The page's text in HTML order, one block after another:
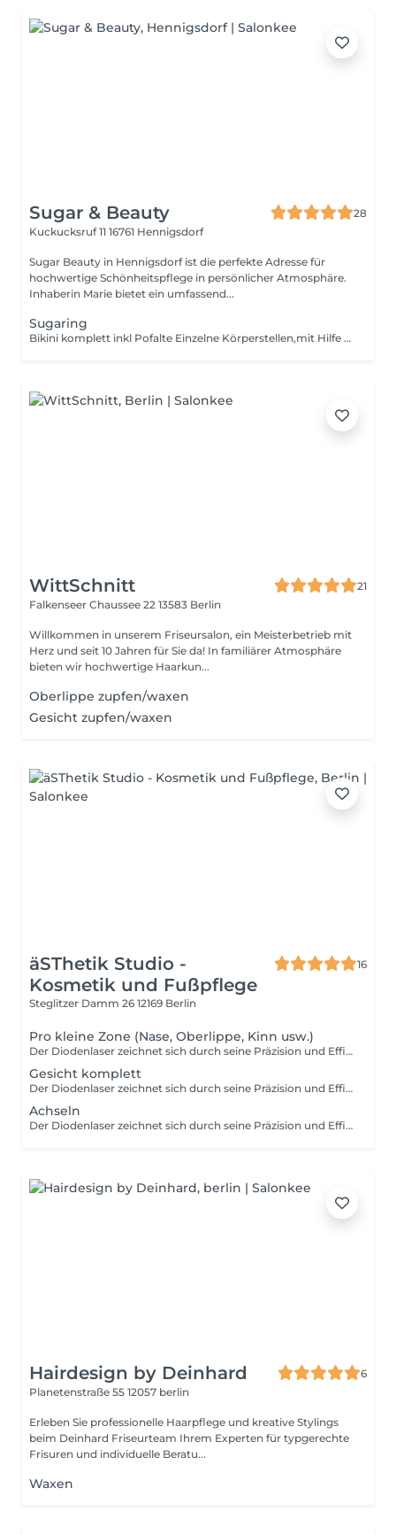
Sugar & Beauty
28
Kuckucksruf 11 16761 Hennigsdorf
Sugar Beauty in Hennigsdorf ist die perfekte Adresse für
hochwertige Schönheitspflege in persönlicher Atmosphäre.
Inhaberin Marie bietet ein umfassend...
Sugaring
Bikini komplett inkl Pofalte Einzelne Körperstellen,mit Hilfe einer Zuckerpastevon lästigen Haaren befreit werden.Dazu wird die körperwarme Paste entgegen der Haarwuchsrichtungaufgetragen,mehrfach eingearbeitet und dann in Haarwuchsrichtung ruckartig abgezogen. Gut zu wissen Wichtig! Bitte 2 Wochen nach der Rasur einen Termin buchen und vor der Behandlung nicht eincremen.
WittSchnitt
21
Falkenseer Chaussee 22 13583 Berlin
Willkommen in unserem Friseursalon, ein Meisterbetrieb mit
Herz und seit 10 Jahren für Sie da! In familiärer Atmosphäre
bieten wir hochwertige Haarkun...
Oberlippe zupfen/waxen
Gesicht zupfen/waxen
äSThetik Studio -
Kosmetik und Fußpflege
16
Steglitzer Damm 26 12169 Berlin
Pro kleine Zone (Nase, Oberlippe, Kinn usw.)
Der Diodenlaser zeichnet sich durch seine Präzision und Effizienz aus. Er kann große Flächen schnell behandeln und gleichzeitig selektiv auf das Haar wirken, ohne die umgebende Haut zu schädigen. Darüber hinaus ermöglicht die einstellbare Wellenlänge des Diodenlasers eine Anpassung an verschiedene Hauttypen und Haarfarben.
Gesicht komplett
Der Diodenlaser zeichnet sich durch seine Präzision und Effizienz aus. Er kann große Flächen schnell behandeln und gleichzeitig selektiv auf das Haar wirken, ohne die umgebende Haut zu schädigen. Darüber hinaus ermöglicht die einstellbare Wellenlänge des Diodenlasers eine Anpassung an verschiedene Hauttypen und Haarfarben.
Achseln
Der Diodenlaser zeichnet sich durch seine Präzision und Effizienz aus. Er kann große Flächen schnell behandeln und gleichzeitig selektiv auf das Haar wirken, ohne die umgebende Haut zu schädigen. Darüber hinaus ermöglicht die einstellbare Wellenlänge des Diodenlasers eine Anpassung an verschiedene Hauttypen und Haarfarben.
Hairdesign by Deinhard
6
Planetenstraße 55 12057 berlin
Erleben Sie professionelle Haarpflege und kreative Stylings
beim Deinhard Friseurteam Ihrem Experten für typgerechte
Frisuren und individuelle Beratu...
Waxen